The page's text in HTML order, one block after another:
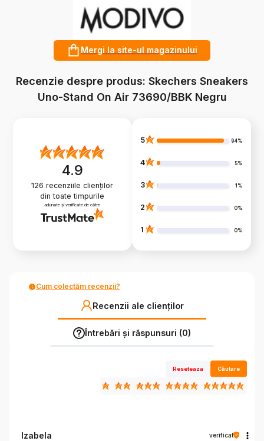
Mergi la site-ul magazinului
Recenzie despre produs: Skechers Sneakers
Uno-Stand On Air 73690/BBK Negru
4.9
126 recenziile clienților
din toate timpurile
adunate și verificate de către
5 94%
4 5%
3 1%
2 0%
1 0%
Cum colectăm recenzii?
Recenzii ale clienților
Întrebări și răspunsuri (0)
Reseteaza Căutare
Izabela verificat